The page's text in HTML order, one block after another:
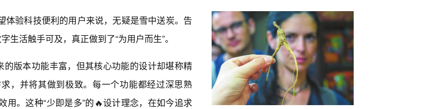
体验科技便利的用户来说，无疑是雪中送炭。告
生活触手可及，真正做到了“为用户而生”。
版本功能丰富，但其核心功能的设计却堪称精
，并将其做到极致。每一个功能都经过深思熟
用。这种“少即是多”的🔥设计理念，在如今追求